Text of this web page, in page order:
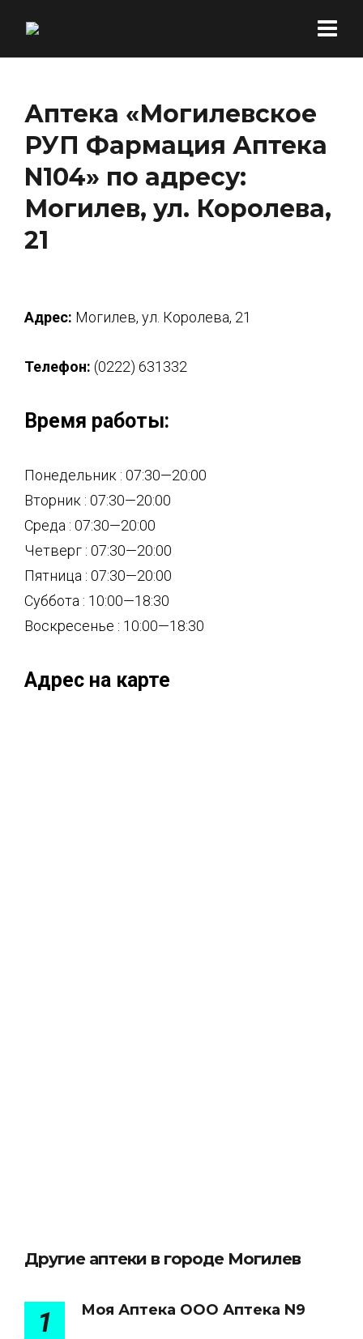
Аптека «Могилевское
РУП Фармация Аптека
N104» по адресу:
Могилев, ул. Королева,
21
Адрес: Могилев, ул. Королева, 21
Телефон: (0222) 631332
Время работы:
Понедельник : 07:30—20:00
Вторник : 07:30—20:00
Среда : 07:30—20:00
Четверг : 07:30—20:00
Пятница : 07:30—20:00
Суббота : 10:00—18:30
Воскресенье : 10:00—18:30
Адрес на карте
Другие аптеки в городе Могилев
1 Моя Аптека ООО Аптека N9